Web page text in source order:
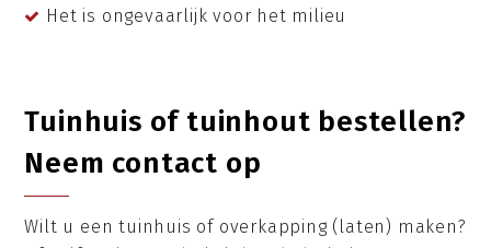
Het is ongevaarlijk voor het milieu
Tuinhuis of tuinhout bestellen?
Neem contact op
Wilt u een tuinhuis of overkapping (laten) maken?